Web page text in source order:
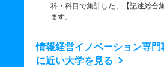
科・科目で集計した、【記述総合
ます。
情報経営イノベーション専
に近い大学を見る